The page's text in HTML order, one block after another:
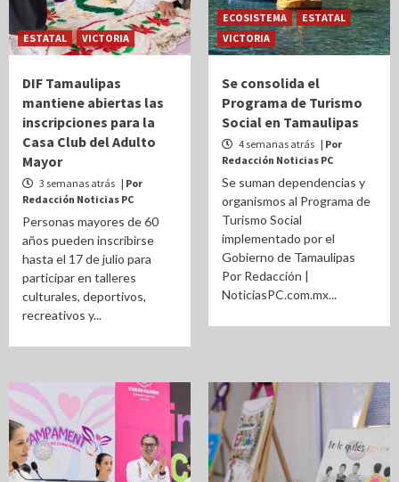
ESTATAL VICTORIA
DIF Tamaulipas
mantiene abiertas las
inscripciones para la
Casa Club del Adulto
Mayor
3 semanas atrás | Por
Redacción Noticias PC
Personas mayores de 60
años pueden inscribirse
hasta el 17 de julio para
participar en talleres
culturales, deportivos,
recreativos y...
ECOSISTEMA
ESTATAL
VICTORIA
Se consolida el
Programa de Turismo
Social en Tamaulipas
4 semanas atrás | Por
Redacción Noticias PC
Se suman dependencias y
organismos al Programa de
Turismo Social
implementado por el
Gobierno de Tamaulipas
Por Redacción |
NoticiasPC.com.mx...